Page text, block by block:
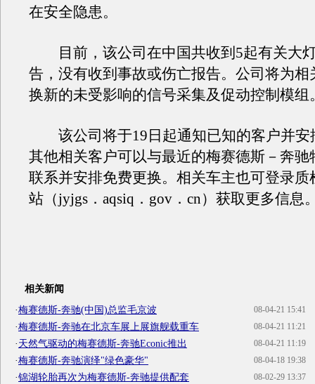
在安全隐患。
目前，该公司在中国共收到5起有关大
告，没有收到事故或伤亡报告。公司将为相
换新的未受影响的信号采集及促动控制模组
该公司将于19日起通知已知的客户并安
其他相关客户可以与最近的梅赛德斯－奔驰
联系并安排免费更换。相关车主也可登录质
站（jyjgs．aqsiq．gov．cn）获取更多信息
相关新闻
08-04-21 15:41
·梅赛德斯-奔驰(中国)总监毛京波
08-04-21 11:21
·梅赛德斯-奔驰在北京车展上展旗舰载重车
08-04-21 11:19
·天然气驱动的梅赛德斯-奔驰Econic推出
08-04-18 19:38
·梅赛德斯-奔驰演绎"绿色豪华"
08-02-29 13:37
·锦湖轮胎再次为梅赛德斯-奔驰提供配套